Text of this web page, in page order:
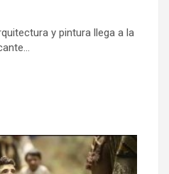
y pintura llega a la